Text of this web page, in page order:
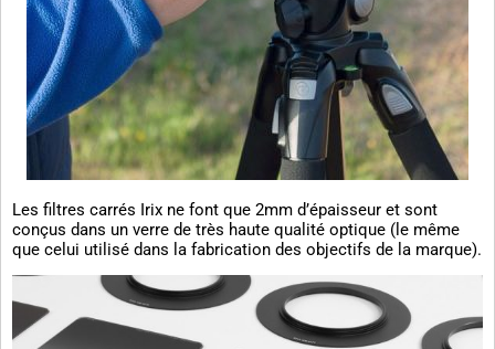
Les filtres carrés Irix ne font que 2mm d’épaisseur et sont
conçus dans un verre de très haute qualité optique (le même
que celui utilisé dans la fabrication des objectifs de la marque).